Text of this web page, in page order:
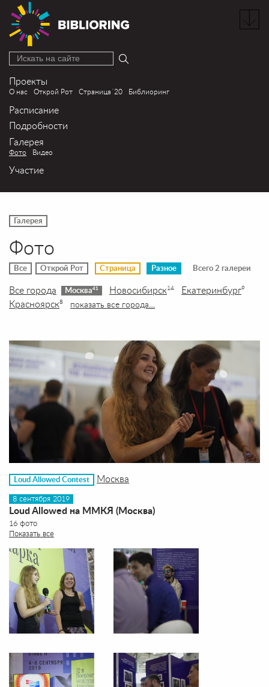
Искать на сайте
Проекты
О нас Открой Рот Страница´20 Библиоринг
Расписание
Подробности
Галерея
Фото Видео
Участие
Галерея
Фото
Все Открой Рот Страница Разное Всего 2 галереи
Все города Москва41 Новосибирск14 Екатеринбург9
Красноярск8 показать все города…
Loud Allowed Contest Москва
8 сентября 2019
Loud Allowed на ММКЯ (Москва)
16 фото
Показать все